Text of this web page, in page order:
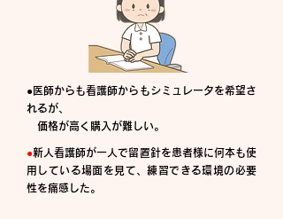
●医師からも看護師からもシミュレータを希望さ
れるが、
価格が高く購入が難しい。
●新人看護師が一人で留置針を患者様に何本も使
用している場面を見て、練習できる環境の必要
性を痛感した。